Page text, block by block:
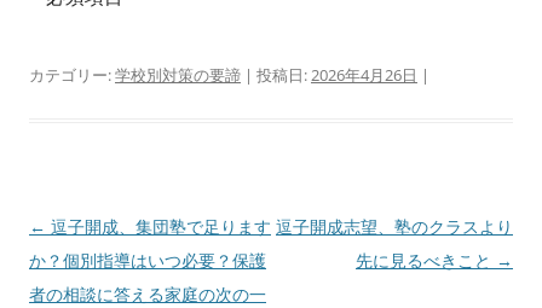
カテゴリー:学校別対策の要諦 | 投稿日:2026年4月26日 |
投
稿
ナ
← 逗子開成、集団塾で足ります
か？個別指導はいつ必要？保護
者の相談に答える家庭の次の一
逗子開成志望、塾のクラスより
先に見るべきこと →